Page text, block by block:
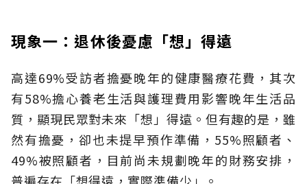
現象一：退休後憂慮「想」得遠
高達69%受訪者擔憂晚年的健康醫療花費，其次
有58%擔心養老生活與護理費用影響晚年生活品
質，顯現民眾對未來「想」得遠。但有趣的是，雖
然有擔憂，卻也未提早預作準備，55%照顧者、
49%被照顧者，目前尚未規劃晚年的財務安排，
普遍存在「想得遠，實際準備少」。